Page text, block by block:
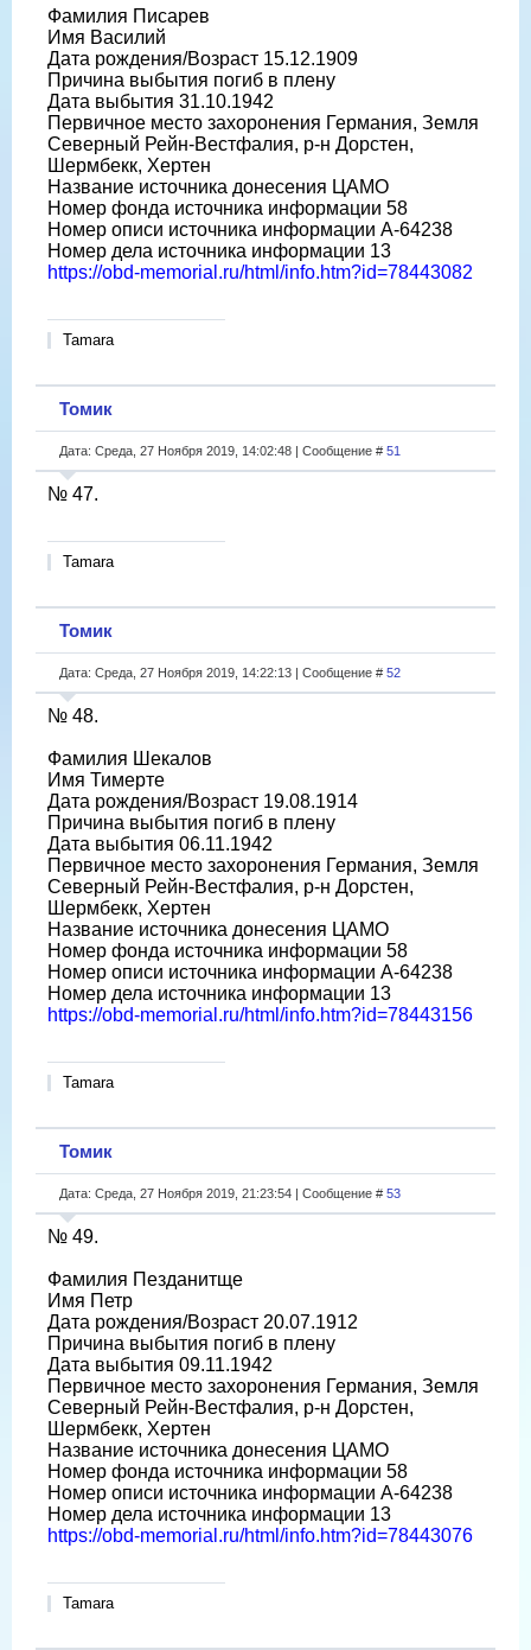
Фамилия Писарев
Имя Василий
Дата рождения/Возраст 15.12.1909
Причина выбытия погиб в плену
Дата выбытия 31.10.1942
Первичное место захоронения Германия, Земля
Северный Рейн-Вестфалия, р-н Дорстен,
Шермбекк, Хертен
Название источника донесения ЦАМО
Номер фонда источника информации 58
Номер описи источника информации A-64238
Номер дела источника информации 13
https://obd-memorial.ru/html/info.htm?id=78443082
Tamara
Томик
Дата: Среда, 27 Ноября 2019, 14:02:48 | Сообщение # 51
№ 47.
Tamara
Томик
Дата: Среда, 27 Ноября 2019, 14:22:13 | Сообщение # 52
№ 48.
Фамилия Шекалов
Имя Тимерте
Дата рождения/Возраст 19.08.1914
Причина выбытия погиб в плену
Дата выбытия 06.11.1942
Первичное место захоронения Германия, Земля
Северный Рейн-Вестфалия, р-н Дорстен,
Шермбекк, Хертен
Название источника донесения ЦАМО
Номер фонда источника информации 58
Номер описи источника информации A-64238
Номер дела источника информации 13
https://obd-memorial.ru/html/info.htm?id=78443156
Tamara
Томик
Дата: Среда, 27 Ноября 2019, 21:23:54 | Сообщение # 53
№ 49.
Фамилия Пезданитще
Имя Петр
Дата рождения/Возраст 20.07.1912
Причина выбытия погиб в плену
Дата выбытия 09.11.1942
Первичное место захоронения Германия, Земля
Северный Рейн-Вестфалия, р-н Дорстен,
Шермбекк, Хертен
Название источника донесения ЦАМО
Номер фонда источника информации 58
Номер описи источника информации A-64238
Номер дела источника информации 13
https://obd-memorial.ru/html/info.htm?id=78443076
Tamara